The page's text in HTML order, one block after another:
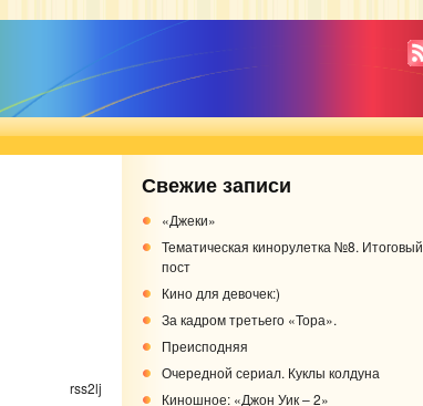
rss2lj
Свежие записи
«Джеки»
Тематическая кинорулетка №8. Итоговый
пост
Кино для девочек:)
За кадром третьего «Тора».
Преисподняя
Очередной сериал. Куклы колдуна
Киношное: «Джон Уик – 2»